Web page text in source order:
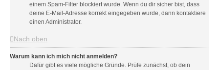
einem Spam-Filter blockiert wurde. Wenn du dir sicher bist, dass
deine E-Mail-Adresse korrekt eingegeben wurde, dann kontaktiere
einen Administrator.
Nach oben
Warum kann ich mich nicht anmelden?
Dafür gibt es viele mögliche Gründe. Prüfe zunächst, ob dein